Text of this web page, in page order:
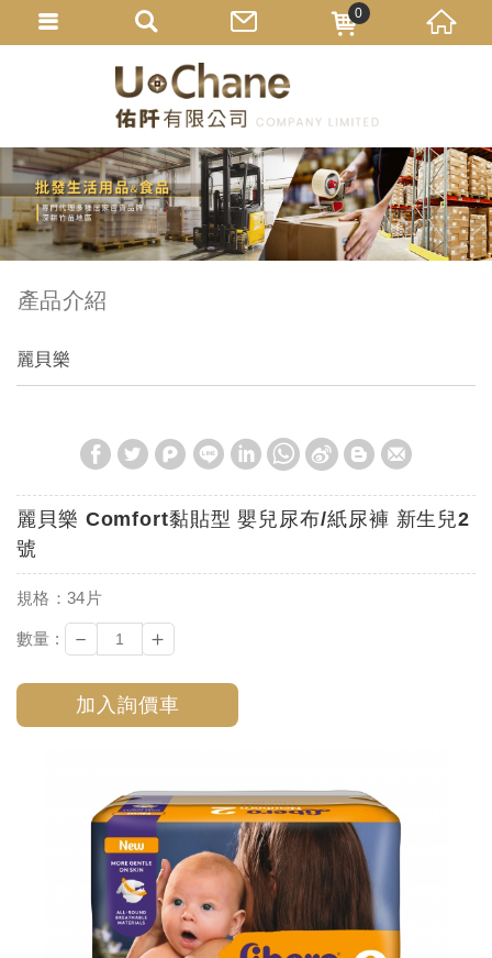
產品介紹
麗貝樂
麗貝樂 Comfort黏貼型 嬰兒尿布/紙尿褲 新生兒2
號
規格：34片
數量 : － ＋
加入詢價車
0